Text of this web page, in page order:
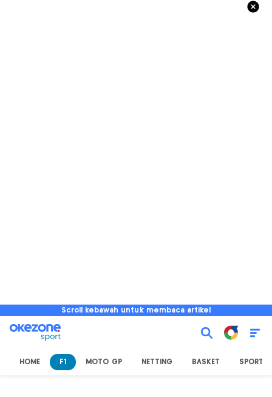
Scroll kebawah untuk membaca artikel
HOME F1 MOTO GP NETTING BASKET SPORT